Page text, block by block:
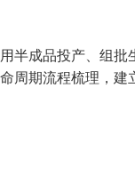
成品投产、组
期流程梳理，